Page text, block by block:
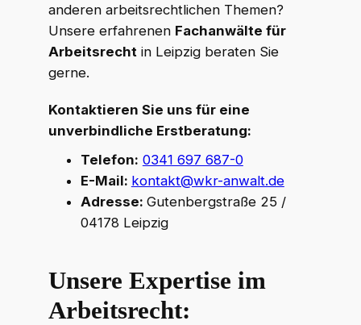
anderen arbeitsrechtlichen Themen?
Unsere erfahrenen Fachanwälte für
Arbeitsrecht in Leipzig beraten Sie
gerne.
Kontaktieren Sie uns für eine
unverbindliche Erstberatung:
Telefon: 0341 697 687-0
E-Mail: kontakt@wkr-anwalt.de
Adresse: Gutenbergstraße 25 /
04178 Leipzig
Unsere Expertise im
Arbeitsrecht: